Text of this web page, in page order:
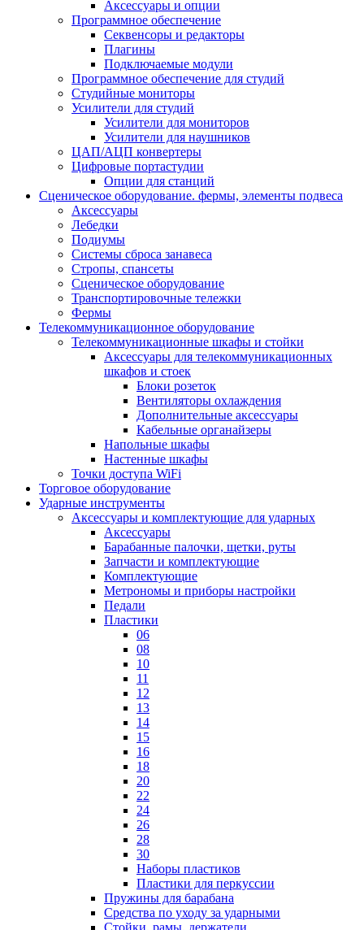
Аксессуары и опции
Программное обеспечение
Cеквенсоры и редакторы
Плагины
Подключаемые модули
Программное обеспечение для студий
Студийные мониторы
Усилители для студий
Усилители для мониторов
Усилители для наушников
ЦАП/АЦП конвертеры
Цифровые портастудии
Опции для станций
Сценическое оборудование. фермы, элементы подвеса
Аксессуары
Лебедки
Подиумы
Системы сброса занавеса
Стропы, спансеты
Сценическое оборудование
Транспортировочные тележки
Фермы
Телекоммуникационное оборудование
Телекоммуникационные шкафы и стойки
Аксессуары для телекоммуникационных
шкафов и стоек
Блоки розеток
Вентиляторы охлаждения
Дополнительные аксессуары
Кабельные органайзеры
Напольные шкафы
Настенные шкафы
Точки доступа WiFi
Торговое оборудование
Ударные инструменты
Аксессуары и комплектующие для ударных
Аксессуары
Барабанные палочки, щетки, руты
Запчасти и комплектующие
Комплектующие
Метрономы и приборы настройки
Педали
Пластики
06
08
10
11
12
13
14
15
16
18
20
22
24
26
28
30
Наборы пластиков
Пластики для перкуссии
Пружины для барабана
Средства по уходу за ударными
Стойки, рамы, держатели